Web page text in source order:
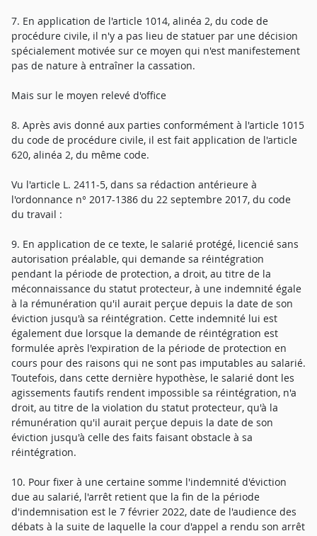
7. En application de l'article 1014, alinéa 2, du code de
procédure civile, il n'y a pas lieu de statuer par une décision
spécialement motivée sur ce moyen qui n'est manifestement
pas de nature à entraîner la cassation.
Mais sur le moyen relevé d'office
8. Après avis donné aux parties conformément à l'article 1015
du code de procédure civile, il est fait application de l'article
620, alinéa 2, du même code.
Vu l'article L. 2411-5, dans sa rédaction antérieure à
l'ordonnance n° 2017-1386 du 22 septembre 2017, du code
du travail :
9. En application de ce texte, le salarié protégé, licencié sans
autorisation préalable, qui demande sa réintégration
pendant la période de protection, a droit, au titre de la
méconnaissance du statut protecteur, à une indemnité égale
à la rémunération qu'il aurait perçue depuis la date de son
éviction jusqu'à sa réintégration. Cette indemnité lui est
également due lorsque la demande de réintégration est
formulée après l'expiration de la période de protection en
cours pour des raisons qui ne sont pas imputables au salarié.
Toutefois, dans cette dernière hypothèse, le salarié dont les
agissements fautifs rendent impossible sa réintégration, n'a
droit, au titre de la violation du statut protecteur, qu'à la
rémunération qu'il aurait perçue depuis la date de son
éviction jusqu'à celle des faits faisant obstacle à sa
réintégration.
10. Pour fixer à une certaine somme l'indemnité d'éviction
due au salarié, l'arrêt retient que la fin de la période
d'indemnisation est le 7 février 2022, date de l'audience des
débats à la suite de laquelle la cour d'appel a rendu son arrêt